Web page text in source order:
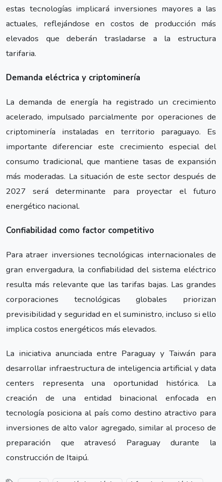
estas tecnologías implicará inversiones mayores a las
actuales, reflejándose en costos de producción más
elevados que deberán trasladarse a la estructura
tarifaria.
Demanda eléctrica y criptominería
La demanda de energía ha registrado un crecimiento
acelerado, impulsado parcialmente por operaciones de
criptominería instaladas en territorio paraguayo. Es
importante diferenciar este crecimiento especial del
consumo tradicional, que mantiene tasas de expansión
más moderadas. La situación de este sector después de
2027 será determinante para proyectar el futuro
energético nacional.
Confiabilidad como factor competitivo
Para atraer inversiones tecnológicas internacionales de
gran envergadura, la confiabilidad del sistema eléctrico
resulta más relevante que las tarifas bajas. Las grandes
corporaciones tecnológicas globales priorizan
previsibilidad y seguridad en el suministro, incluso si ello
implica costos energéticos más elevados.
La iniciativa anunciada entre Paraguay y Taiwán para
desarrollar infraestructura de inteligencia artificial y data
centers representa una oportunidad histórica. La
creación de una entidad binacional enfocada en
tecnología posiciona al país como destino atractivo para
inversiones de alto valor agregado, similar al proceso de
preparación que atravesó Paraguay durante la
construcción de Itaipú.